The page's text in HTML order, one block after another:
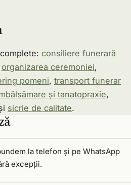
consiliere funerară
organizarea ceremoniei,
pomeni, transport funerar
și tanatopraxie,
sicrie de calitate.
la telefon și pe WhatsApp
excepții.